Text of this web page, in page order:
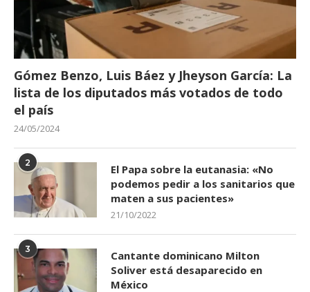
Gómez Benzo, Luis Báez y Jheyson García: La
lista de los diputados más votados de todo
el país
24/05/2024
2
El Papa sobre la eutanasia: «No
podemos pedir a los sanitarios que
maten a sus pacientes»
21/10/2022
3
Cantante dominicano Milton
Soliver está desaparecido en
México